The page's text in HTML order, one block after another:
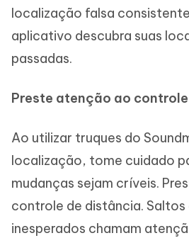
localização falsa
aplicativo descubra suas
passadas.
Preste atenção ao
Ao utilizar truques do
localização, tome cuidado
mudanças sejam críveis.
controle de distância. Saltos
inesperados chamam